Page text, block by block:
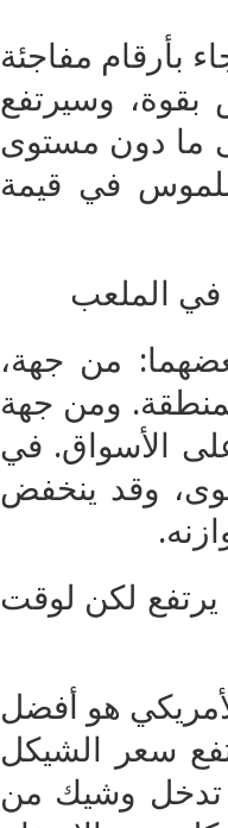
بأرقام مفاجئة
وسيرتفع
ما دون مستوى
في قيمة
في الملعب
من جهة،
ومن جهة
الأسواق. في
وقد ينخفض
يرتفع لكن لوقت
هو أفضل
سعر الشيكل
تدخل وشيك من